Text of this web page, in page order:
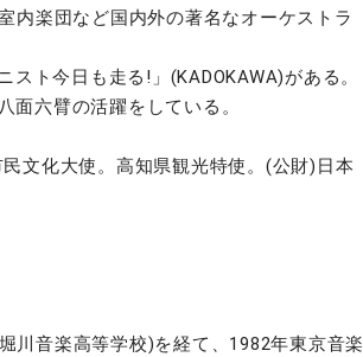
内楽団など国内外の著名なオーケストラ
ト今日も走る!」(KADOKAWA)がある。
六臂の活躍をしている。
文化大使。高知県観光特使。(公財)日本
川音楽高等学校)を経て、1982年東京音楽